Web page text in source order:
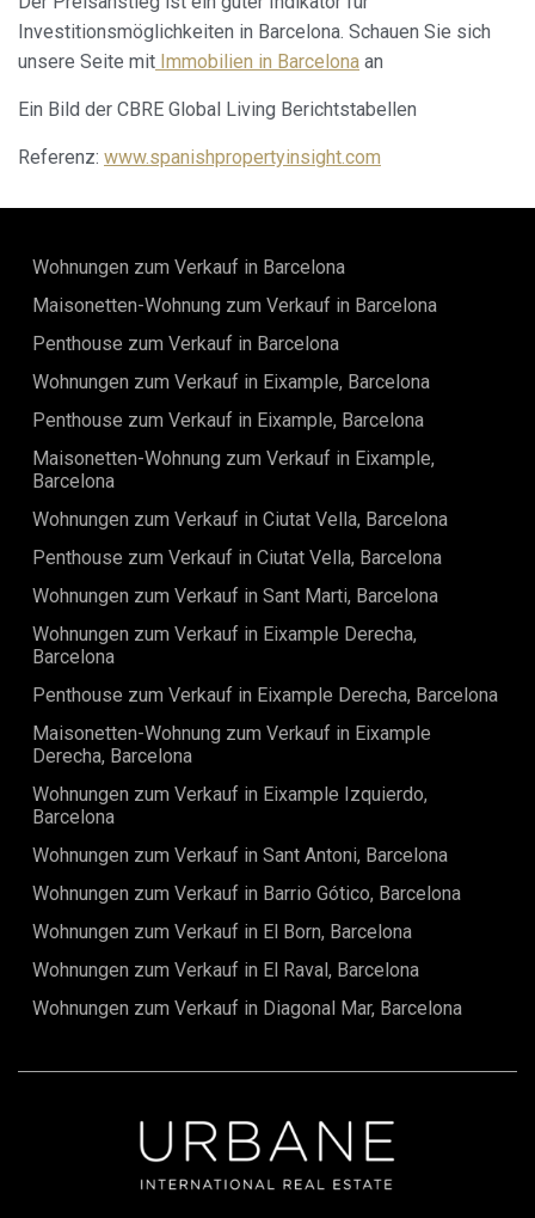
Investitionsmöglichkeiten in Barcelona. Schauen Sie sich
unsere Seite mit Immobilien in Barcelona an
Ein Bild der CBRE Global Living Berichtstabellen
Referenz: www.spanishpropertyinsight.com
Wohnungen zum Verkauf in Barcelona
Maisonetten-Wohnung zum Verkauf in Barcelona
Penthouse zum Verkauf in Barcelona
Wohnungen zum Verkauf in Eixample, Barcelona
Penthouse zum Verkauf in Eixample, Barcelona
Maisonetten-Wohnung zum Verkauf in Eixample,
Barcelona
Wohnungen zum Verkauf in Ciutat Vella, Barcelona
Penthouse zum Verkauf in Ciutat Vella, Barcelona
Wohnungen zum Verkauf in Sant Marti, Barcelona
Wohnungen zum Verkauf in Eixample Derecha,
Barcelona
Penthouse zum Verkauf in Eixample Derecha, Barcelona
Maisonetten-Wohnung zum Verkauf in Eixample
Derecha, Barcelona
Wohnungen zum Verkauf in Eixample Izquierdo,
Barcelona
Wohnungen zum Verkauf in Sant Antoni, Barcelona
Wohnungen zum Verkauf in Barrio Gótico, Barcelona
Wohnungen zum Verkauf in El Born, Barcelona
Wohnungen zum Verkauf in El Raval, Barcelona
Wohnungen zum Verkauf in Diagonal Mar, Barcelona